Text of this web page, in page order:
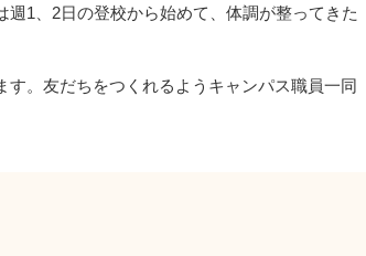
1、2日の登校から始めて、体調が整ってきた
。友だちをつくれるようキャンパス職員一同